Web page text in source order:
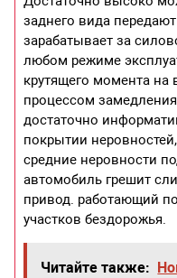
заднего вида
зарабатывает за
любом режиме
крутящего момента на
процессом
достаточно
покрытии
средние неровности
автомобиль грешит
привод. работающий
участков бездорожья.
Читайте также: